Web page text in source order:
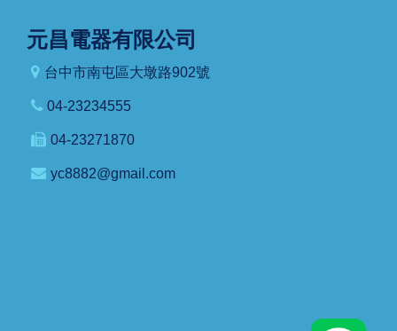
元昌電器有限公司
台中市南屯區大墩路902號
04-23234555
04-23271870
yc8882@gmail.com